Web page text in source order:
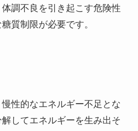
調不良を引き起こす危険性
質制限が必要です。
性的なエネルギー不足とな
してエネルギーを生み出そ